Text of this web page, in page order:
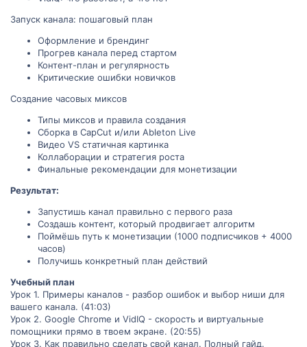
Запуск канала: пошаговый план
Оформление и брендинг
Прогрев канала перед стартом
Контент-план и регулярность
Критические ошибки новичков
Создание часовых миксов
Типы миксов и правила создания
Сборка в CapCut и/или Ableton Live
Видео VS статичная картинка
Коллаборации и стратегия роста
Финальные рекомендации для монетизации
Результат:
Запустишь канал правильно с первого раза
Создашь контент, который продвигает алгоритм
Поймёшь путь к монетизации (1000 подписчиков + 4000
часов)
Получишь конкретный план действий
Учебный план
Урок 1. Примеры каналов - разбор ошибок и выбор ниши для
вашего канала. (41:03)
Урок 2. Google Chrome и VidIQ - скорость и виртуальные
помощники прямо в твоем экране. (20:55)
Урок 3. Как правильно сделать свой канал. Полный гайд.